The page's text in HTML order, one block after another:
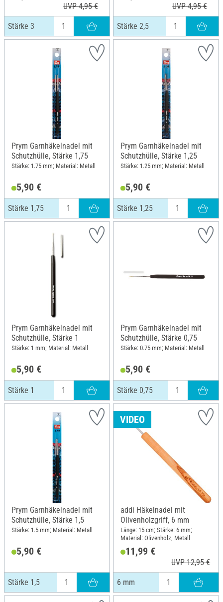
UVP 4,95 €
Stärke 3
UVP 4,95 €
Stärke 2,5
Prym Garnhäkelnadel mit
Schutzhülle, Stärke 1,75
Stärke: 1.75 mm; Material: Metall
5,90 €
Stärke 1,75
Prym Garnhäkelnadel mit
Schutzhülle, Stärke 1,25
Stärke: 1.25 mm; Material: Metall
5,90 €
Stärke 1,25
Prym Garnhäkelnadel mit
Schutzhülle, Stärke 1
Stärke: 1 mm; Material: Metall
5,90 €
Stärke 1
Prym Garnhäkelnadel mit
Schutzhülle, Stärke 0,75
Stärke: 0.75 mm; Material: Metall
5,90 €
Stärke 0,75
Prym Garnhäkelnadel mit
Schutzhülle, Stärke 1,5
Stärke: 1.5 mm; Material: Metall
5,90 €
Stärke 1,5
VIDEO
addi Häkelnadel mit
Olivenholzgriff, 6 mm
Länge: 15 cm; Stärke: 6 mm;
Material: Olivenholz, Metall
11,99 €
UVP 12,95 €
6 mm